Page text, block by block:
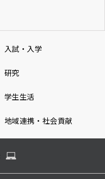
入試・入学
研究
学生生活
地域連携・社会貢献